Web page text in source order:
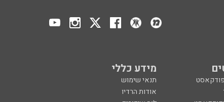
מידע כללי
תנאי שימוש
אודות הרדיו